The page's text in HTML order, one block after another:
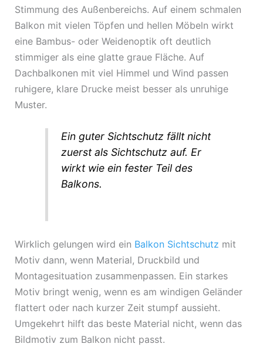
Stimmung des Außenbereichs. Auf einem schmalen
Balkon mit vielen Töpfen und hellen Möbeln wirkt
eine Bambus- oder Weidenoptik oft deutlich
stimmiger als eine glatte graue Fläche. Auf
Dachbalkonen mit viel Himmel und Wind passen
ruhigere, klare Drucke meist besser als unruhige
Muster.
Ein guter Sichtschutz fällt nicht
zuerst als Sichtschutz auf. Er
wirkt wie ein fester Teil des
Balkons.
Wirklich gelungen wird ein Balkon Sichtschutz mit
Motiv dann, wenn Material, Druckbild und
Montagesituation zusammenpassen. Ein starkes
Motiv bringt wenig, wenn es am windigen Geländer
flattert oder nach kurzer Zeit stumpf aussieht.
Umgekehrt hilft das beste Material nicht, wenn das
Bildmotiv zum Balkon nicht passt.